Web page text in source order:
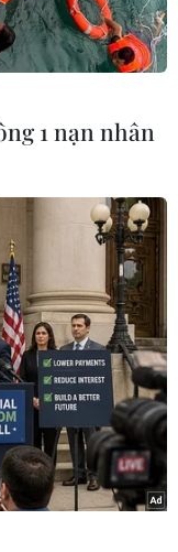
chuẩn)
ca mắc
đưa ra một
hỗ trợ giảm
COVID-19
1 nạn nhân